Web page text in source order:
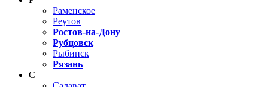
Раменское
Реутов
Ростов-на-Дону
Рубцовск
Рыбинск
Рязань
С